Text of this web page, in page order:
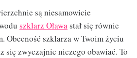
są niesamowicie
szklarz Oławastał się równie
Obecność szklarza w Twoim życiu
się zwyczajnie niczego obawiać. To